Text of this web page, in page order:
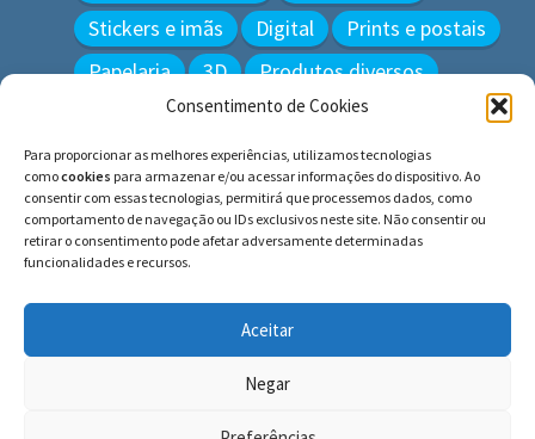
Consentimento de Cookies
Para proporcionar as melhores experiências, utilizamos tecnologias
comocookies para armazenar e/ou acessar informações do dispositivo. Ao
consentir com essas tecnologias, permitirá que processemos dados, como
comportamento de navegação ou IDs exclusivos neste site. Não consentir ou
retirar o consentimento pode afetar adversamente determinadas
funcionalidades e recursos.
Aceitar
Negar
Stickers e imãs
Digital
Prints e postais
Papelaria
3D Produtos diversos
Pesquisar
por:
© BLUE e os gatos ∙ todos os direitos reservados.
Histórias inspiradas em gatos reais. Adote e cuide dos
gatos!